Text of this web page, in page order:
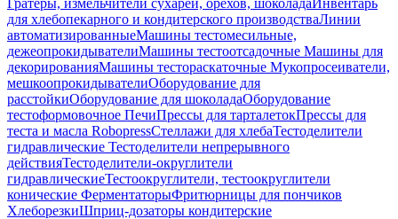
для хлебопекарного и кондитерского производстваЛинии
автоматизированныеМашины тестомесильные,
дежеопрокидывателиМашины тестоотсадочные Машины для
декорированияМашины тестораскаточные Мукопросеиватели,
мешкоопрокидывателиОборудование для
расстойкиОборудование для шоколадаОборудование
тестоформовочное ПечиПрессы для тарталетокПрессы для
теста и масла RobopressСтеллажи для хлебаТестоделители
гидравлические Тестоделители непрерывного
действияТестоделители-округлители
гидравлическиеТестоокруглители, тестоокруглители
конические ФерментаторыФритюрницы для пончиков
ХлеборезкиШприц-дозаторы кондитерские